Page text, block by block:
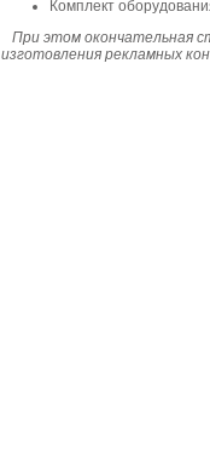
Комплект
При этом окончательная
изготовления рекламных